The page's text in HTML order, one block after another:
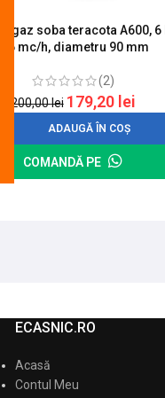
gaz soba teracota A600, 6
0.6 mc/h, diametru 90 mm
(2)
200,00lei 179,20 lei
ADAUGĂ ÎN COȘ
COMANDĂ PE
ECASNIC.RO
Acasă
Contul Meu